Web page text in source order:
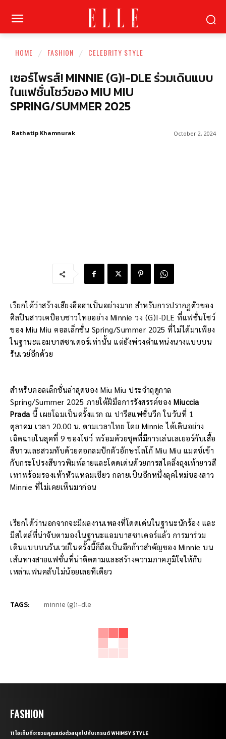
HOME FASHION CELEBRITY STYLE
เซอร์ไพรส์! MINNIE (G)I-DLE ร่วมเดินแบบ
ในแฟชั่นโชว์ของ MIU MIU
SPRING/SUMMER 2025
October 2, 2024
Rathatip Khamnurak
เรียกได้ว่าสร้างเสียงฮือฮาเป็นอย่างมาก สำหรับการปรากฏตัวของ
ศิลปินสาวเคป๊อบชาวไทยอย่าง Minnie วง (G)I-DLE ที่แฟชั่นโชว์
ของ Miu Miu คอลเล็กชั่น Spring/Summer 2025 ที่ไม่ได้มาเพียง
ในฐานะแอมบาสซาเดอร์เท่านั้น แต่ยังพ่วงตำแหน่งนางแบบบน
รันเวย์อีกด้วย
สำหรับคอลเล็กชั่นล่าสุดของ Miu Miu ประจำฤดูกาล
Spring/Summer 2025 ภายใต้ฝีมือการรังสรรค์ของ Miuccia
Prada นี้ เผยโฉมเป็นครั้งแรก ณ​ ปารีสแฟชั่นวีก ในวันที่ 1
ตุลาคม เวลา 20.00 น. ตามเวลาไทย โดย Minnie ได้เดินอย่าง
เฉิดฉายในลุคที่ 9 ของโชว์ พร้อมด้วยชุดที่มีการเล่นเลเยอร์กับเสื้อ
สีขาวและสวมทับด้วยคอกลมปักตัวอักษรโลโก้ Miu Miu แมตช์เข้า
กับกระโปรงสีขาวพิมพ์ลายและโดดเด่นด้วยการสไตลิ่งถุงเท้ายาวสี
เทาพร้อมรองเท้าหัวแหลมเขียว กลายเป็นอีกหนึ่งลุคใหม่ของสาว
Minnie ที่ไม่เคยเห็นมาก่อน
เรียกได้ว่านอกจากจะมีผลงานเพลงที่โดดเด่นในฐานะนักร้อง และ
มีสไตล์ที่น่าจับตามองในฐานะแอมบาสซาเดอร์แล้ว การมาร่วม
เดินแบบบนรันเวย์ในครั้งนี้ก็ถือเป็นอีกก้าวสำคัญของ Minnie บน
เส้นทางสายแฟชั่นที่น่าติดตามและสร้างความภาคภูมิใจให้กับ
เหล่าแฟนคลับไม่น้อยเลยทีเดียว
TAGS: minnie (g)i-dle
FASHION
11 ไอเท็มที่จะชวนคุณแต่งตัวสนุกไปกับเทรนด์ WHIMSY STYLE